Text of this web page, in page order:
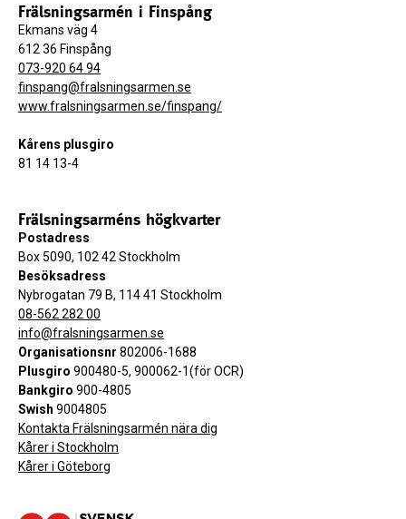
Frälsningsarmén i Finspång
Ekmans väg 4
612 36 Finspång
073-920 64 94
finspang@fralsningsarmen.se
www.fralsningsarmen.se/finspang/
Kårens plusgiro
81 14 13-4
Frälsningsarméns högkvarter
Postadress
Box 5090, 102 42 Stockholm
Besöksadress
Nybrogatan 79 B, 114 41 Stockholm
08-562 282 00
info@fralsningsarmen.se
Organisationsnr 802006-1688
Plusgiro 900480-5, 900062-1(för OCR)
Bankgiro 900-4805
Swish 9004805
Kontakta Frälsningsarmén nära dig
Kårer i Stockholm
Kårer i Göteborg